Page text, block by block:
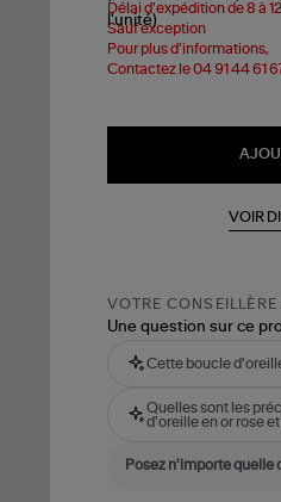
Délai d'expédition de 8 à
Sauf exception
Pour plus d'informations,
Contactez le 04 91 44 61
VOIR
VOTRE CONSEILLÈRE
Une question sur ce
Cette boucle
Quelles sont les
d'oreille en or rose